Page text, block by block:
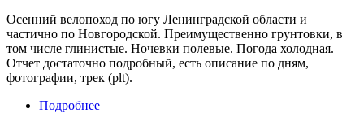
Осенний велопоход по югу Ленинградской области и
частично по Новгородской. Преимущественно грунтовки, в
том числе глинистые. Ночевки полевые. Погода холодная.
Отчет достаточно подробный, есть описание по дням,
фотографии, трек (plt).
Подробнее